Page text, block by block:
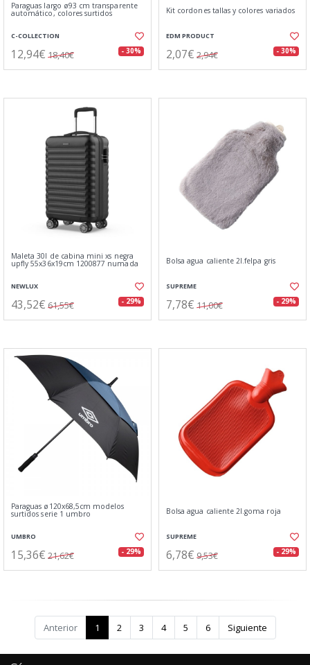
Paraguas largo ø93 cm transparente
automático, colores surtidos
C-COLLECTION
12,94€ 18,40€ - 30%
Kit cordones tallas y colores variados
EDM PRODUCT
2,07€ 2,94€ - 30%
Maleta 30l de cabina mini xs negra
upfly 55x36x19cm 1200877 numada
NEWLUX
43,52€ 61,55€ - 29%
Bolsa agua caliente 2l.felpa gris
SUPREME
7,78€ 11,00€ - 29%
Paraguas ø120x68,5cm modelos
surtidos serie 1 umbro
UMBRO
15,36€ 21,62€ - 29%
Bolsa agua caliente 2l.goma roja
SUPREME
6,78€ 9,53€ - 29%
Anterior 1 2 3 4 5 6 Siguiente